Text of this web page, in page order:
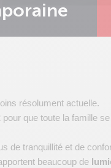
résolument actuelle.
que toute la famille se
de tranquillité et de
beaucoup de